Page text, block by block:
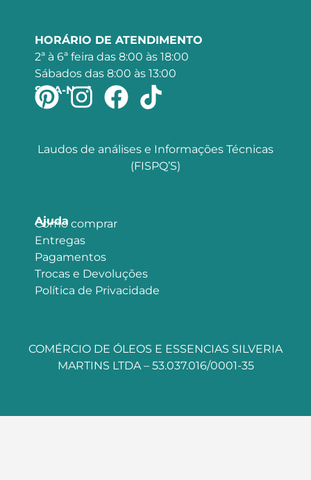
HORÁRIO DE ATENDIMENTO
2ª à 6ª feira das 8:00 às 18:00
Sábados das 8:00 às 13:00
SIGA-NOS
Laudos de análises e Informações Técnicas
(FISPQ’S)
Ajuda
Como comprar
Entregas
Pagamentos
Trocas e Devoluções
Política de Privacidade
COMÉRCIO DE ÓLEOS E ESSENCIAS SILVERIA
MARTINS LTDA – 53.037.016/0001-35